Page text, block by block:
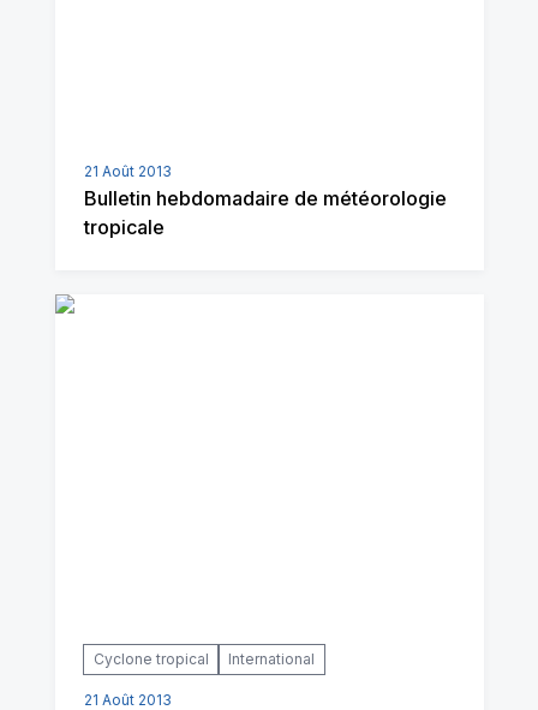
21 Août 2013
Bulletin hebdomadaire de météorologie
tropicale
Cyclone tropical International
21 Août 2013